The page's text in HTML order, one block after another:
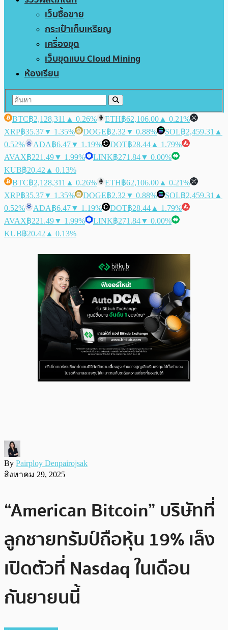
เว็บซื้อขาย
กระเป๋าเก็บเหรียญ
เครื่องขุด
เว็บขุดแบบ Cloud Mining
ห้องเรียน
BTC฿2,128,311 ▲ 0.26% ETH฿62,106.00 ▲ 0.21%
XRP฿35.37▼ 1.35% DOGE฿2.32 ▼ 0.88% SOL฿2,459.31 ▲
0.52%
ADA฿6.47▼ 1.19% DOT฿28.44 ▲ 1.79%
AVAX฿221.49▼ 1.99% LINK฿271.84▼ 0.00%
KUB฿20.42 ▲ 0.13%
BTC฿2,128,311 ▲ 0.26% ETH฿62,106.00 ▲ 0.21%
XRP฿35.37▼ 1.35% DOGE฿2.32 ▼ 0.88% SOL฿2,459.31 ▲
0.52%
ADA฿6.47▼ 1.19% DOT฿28.44 ▲ 1.79%
AVAX฿221.49▼ 1.99% LINK฿271.84▼ 0.00%
KUB฿20.42 ▲ 0.13%
By Pairploy Denpairojsak
สิงหาคม 29, 2025
“American Bitcoin” บริษัทที่
ลูกชายทรัมป์ถือหุ้น 19% เล็ง
เปิดตัวที่ Nasdaq ในเดือน
กันยายนนี้